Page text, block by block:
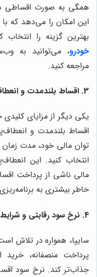
همگی به صورت اقساطی
این امکان را می‌دهد که
بهترین گزینه را
خودرو، می‌توانید به
مراجعه کنید.
3. اقساط بلندمدت و
یکی دیگر از مزایای
اقساط بلندمدت و
انتخاب کنید. این
مالی ناشی از پرداخت
خاطر بیشتری به
4. نرخ سود رقابتی و
سایپا، همواره در تلاش
پرداخت منصفانه، خرید
جذاب‌تر کند. نرخ سود